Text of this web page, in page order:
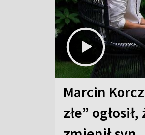
Marcin
złe”